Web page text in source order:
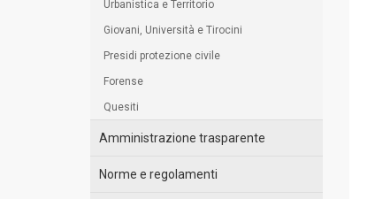
Urbanistica e Territorio
Giovani, Università e Tirocini
Presidi protezione civile
Forense
Quesiti
Amministrazione trasparente
Norme e regolamenti